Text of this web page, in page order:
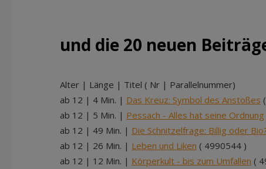
und die 20 neuen
Alter | Länge | Titel ( Nr | Parallelnummer)
ab 12 | 4 Min. | Das Kreuz: Symbol des Anstoßes
ab 12 | 5 Min. | Pessach - Alles hat seine Ordnung
ab 12 | 49 Min. | Die Schnitzelfrage: Billig oder
ab 12 | 26 Min. | Leben und Liken ( 4990544 )
ab 12 | 12 Min. | Körperkult - bis zum Umfallen (